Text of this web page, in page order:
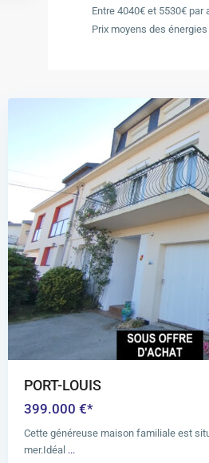
Entre 4040€ et 5530€ par
Prix moyens des
PORT-LOUIS
399.000 €*
Cette généreuse maison familiale est
mer.Idéal ...